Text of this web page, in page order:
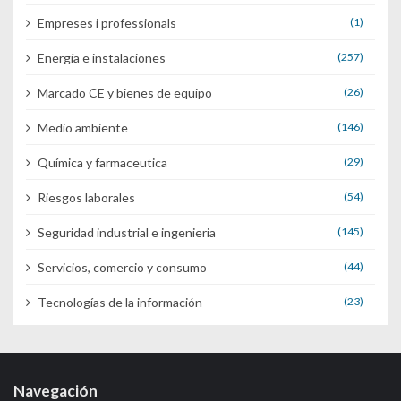
Empreses i professionals (1)
Energía e instalaciones (257)
Marcado CE y bienes de equipo (26)
Medio ambiente (146)
Química y farmaceutica (29)
Riesgos laborales (54)
Seguridad industrial e ingenieria (145)
Servicios, comercio y consumo (44)
Tecnologías de la información (23)
Navegación